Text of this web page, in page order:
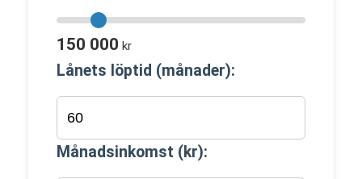
150 000 kr
Lånets löptid (månader):
Månadsinkomst (kr):